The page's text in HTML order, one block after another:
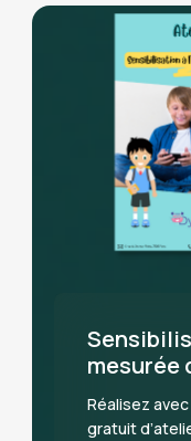
mesurée
Réalisez
gratuit